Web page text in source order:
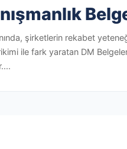
şirketlerin rekabet
ile fark yaratan DM